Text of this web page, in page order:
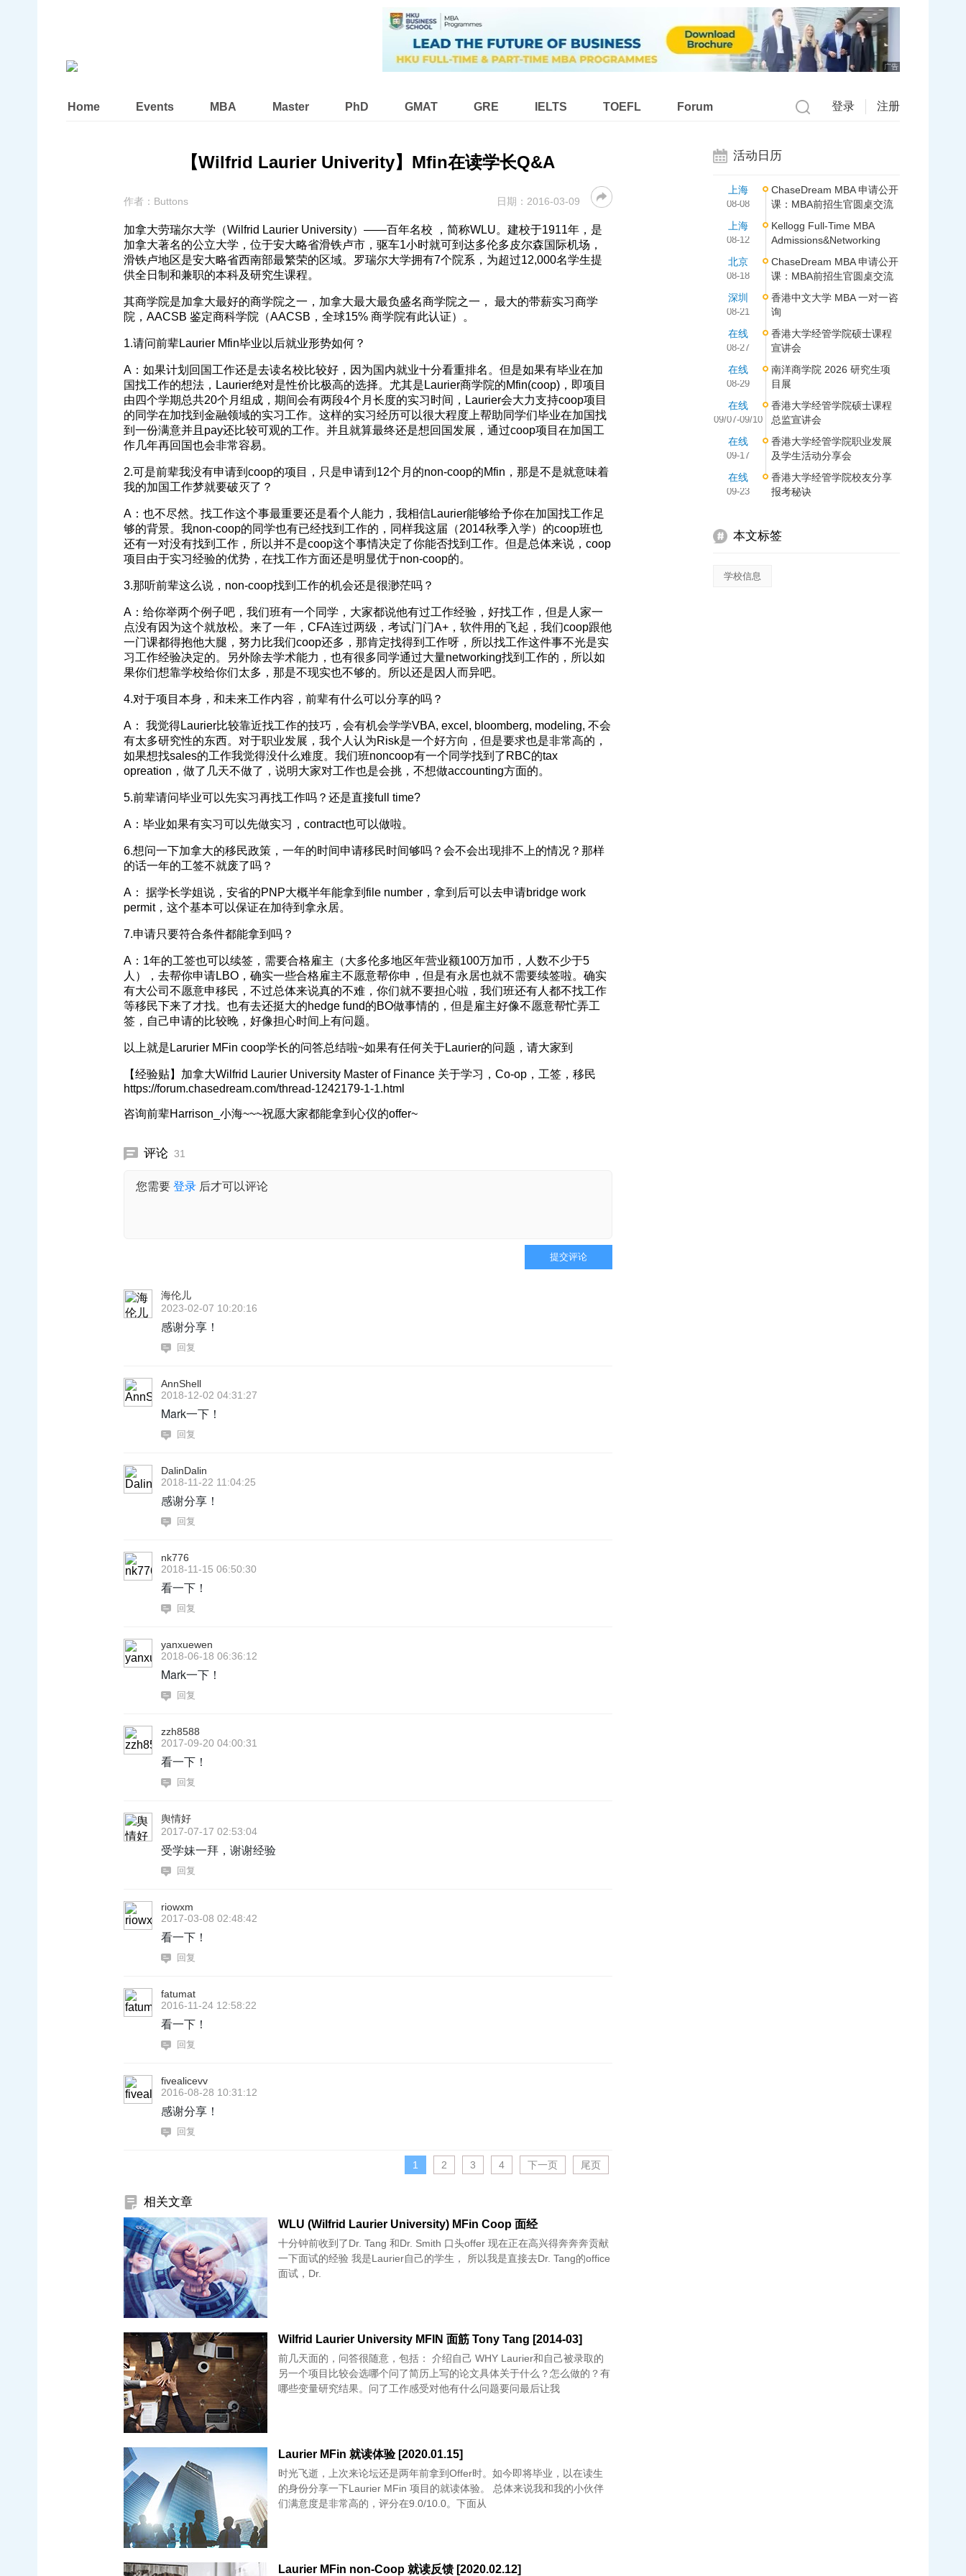
广告
Home Events MBA Master PhD GMAT GRE IELTS TOEFL Forum 登录 注册
【Wilfrid Laurier Univerity】Mfin在读学长Q&A
作者： Buttons 日期： 2016-03-09
加拿大劳瑞尔大学（Wilfrid Laurier University）——百年名校 ，简称WLU。建校于1911年，是
加拿大著名的公立大学，位于安大略省滑铁卢市，驱车1小时就可到达多伦多皮尔森国际机场，
滑铁卢地区是安大略省西南部最繁荣的区域。罗瑞尔大学拥有7个院系，为超过12,000名学生提
供全日制和兼职的本科及研究生课程。
其商学院是加拿大最好的商学院之一，加拿大最大最负盛名商学院之一， 最大的带薪实习商学
院，AACSB 鉴定商科学院（AACSB，全球15% 商学院有此认证）。
1.请问前辈Laurier Mfin毕业以后就业形势如何？
A：如果计划回国工作还是去读名校比较好，因为国内就业十分看重排名。但是如果有毕业在加
国找工作的想法，Laurier绝对是性价比极高的选择。尤其是Laurier商学院的Mfin(coop)，即项目
由四个学期总共20个月组成，期间会有两段4个月长度的实习时间，Laurier会大力支持coop项目
的同学在加找到金融领域的实习工作。这样的实习经历可以很大程度上帮助同学们毕业在加国找
到一份满意并且pay还比较可观的工作。并且就算最终还是想回国发展，通过coop项目在加国工
作几年再回国也会非常容易。
2.可是前辈我没有申请到coop的项目，只是申请到12个月的non-coop的Mfin，那是不是就意味着
我的加国工作梦就要破灭了？
A：也不尽然。找工作这个事最重要还是看个人能力，我相信Laurier能够给予你在加国找工作足
够的背景。我non-coop的同学也有已经找到工作的，同样我这届（2014秋季入学）的coop班也
还有一对没有找到工作，所以并不是coop这个事情决定了你能否找到工作。但是总体来说，coop
项目由于实习经验的优势，在找工作方面还是明显优于non-coop的。
3.那听前辈这么说，non-coop找到工作的机会还是很渺茫吗？
A：给你举两个例子吧，我们班有一个同学，大家都说他有过工作经验，好找工作，但是人家一
点没有因为这个就放松。来了一年，CFA连过两级，考试门门A+，软件用的飞起，我们coop跟他
一门课都得抱他大腿，努力比我们coop还多，那肯定找得到工作呀，所以找工作这件事不光是实
习工作经验决定的。另外除去学术能力，也有很多同学通过大量networking找到工作的，所以如
果你们想靠学校给你们太多，那是不现实也不够的。所以还是因人而异吧。
4.对于项目本身，和未来工作内容，前辈有什么可以分享的吗？
A： 我觉得Laurier比较靠近找工作的技巧，会有机会学学VBA, excel, bloomberg, modeling, 不会
有太多研究性的东西。对于职业发展，我个人认为Risk是一个好方向，但是要求也是非常高的，
如果想找sales的工作我觉得没什么难度。我们班noncoop有一个同学找到了RBC的tax
opreation，做了几天不做了，说明大家对工作也是会挑，不想做accounting方面的。
5.前辈请问毕业可以先实习再找工作吗？还是直接full time?
A：毕业如果有实习可以先做实习，contract也可以做啦。
6.想问一下加拿大的移民政策，一年的时间申请移民时间够吗？会不会出现排不上的情况？那样
的话一年的工签不就废了吗？
A： 据学长学姐说，安省的PNP大概半年能拿到file number，拿到后可以去申请bridge work
permit，这个基本可以保证在加待到拿永居。
7.申请只要符合条件都能拿到吗？
A：1年的工签也可以续签，需要合格雇主（大多伦多地区年营业额100万加币，人数不少于5
人），去帮你申请LBO，确实一些合格雇主不愿意帮你申，但是有永居也就不需要续签啦。确实
有大公司不愿意申移民，不过总体来说真的不难，你们就不要担心啦，我们班还有人都不找工作
等移民下来了才找。也有去还挺大的hedge fund的BO做事情的，但是雇主好像不愿意帮忙弄工
签，自己申请的比较晚，好像担心时间上有问题。
以上就是Larurier MFin coop学长的问答总结啦~如果有任何关于Laurier的问题，请大家到
【经验贴】加拿大Wilfrid Laurier University Master of Finance 关于学习，Co-op，工签，移民
https://forum.chasedream.com/thread-1242179-1-1.html
咨询前辈Harrison_小海~~~祝愿大家都能拿到心仪的offer~
评论 31
您需要 登录 后才可以评论
提交评论
海伦儿
2023-02-07 10:20:16
感谢分享！
回复
AnnShell
2018-12-02 04:31:27
Mark一下！
回复
DalinDalin
2018-11-22 11:04:25
感谢分享！
回复
nk776
2018-11-15 06:50:30
看一下！
回复
yanxuewen
2018-06-18 06:36:12
Mark一下！
回复
zzh8588
2017-09-20 04:00:31
看一下！
回复
舆情好
2017-07-17 02:53:04
受学妹一拜，谢谢经验
回复
riowxm
2017-03-08 02:48:42
看一下！
回复
fatumat
2016-11-24 12:58:22
看一下！
回复
fivealicevv
2016-08-28 10:31:12
感谢分享！
回复
1 2 3 4 下一页 尾页
相关文章
WLU (Wilfrid Laurier University) MFin Coop 面经
十分钟前收到了Dr. Tang 和Dr. Smith 口头offer 现在正在高兴得奔奔奔贡献
一下面试的经验 我是Laurier自己的学生， 所以我是直接去Dr. Tang的office
面试，Dr.
Wilfrid Laurier University MFIN 面筋 Tony Tang [2014-03]
前几天面的，问答很随意，包括： 介绍自己 WHY Laurier和自己被录取的
另一个项目比较会选哪个问了简历上写的论文具体关于什么？怎么做的？有
哪些变量研究结果。问了工作感受对他有什么问题要问最后让我
Laurier MFin 就读体验 [2020.01.15]
时光飞逝，上次来论坛还是两年前拿到Offer时。如今即将毕业，以在读生
的身份分享一下Laurier MFin 项目的就读体验。 总体来说我和我的小伙伴
们满意度是非常高的，评分在9.0/10.0。下面从
Laurier MFin non-Coop 就读反馈 [2020.02.12]
活动日历
上海
08-08
ChaseDream MBA 申请公开
课：MBA前招生官圆桌交流
上海
08-12
Kellogg Full-Time MBA
Admissions&Networking
北京
08-18
ChaseDream MBA 申请公开
课：MBA前招生官圆桌交流
深圳
08-21
香港中文大学 MBA 一对一咨
询
在线
08-27
香港大学经管学院硕士课程
宣讲会
在线
08-29
南洋商学院 2026 研究生项
目展
在线
09/07-09/10
香港大学经管学院硕士课程
总监宣讲会
在线
09-17
香港大学经管学院职业发展
及学生活动分享会
在线
09-23
香港大学经管学院校友分享
报考秘诀
本文标签
学校信息